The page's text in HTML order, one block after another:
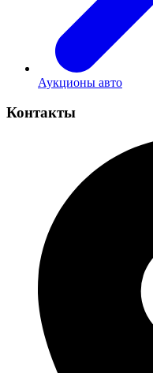
Аукционы авто
Контакты